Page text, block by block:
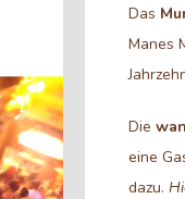
Das
Manes
Die
eine
dazu.